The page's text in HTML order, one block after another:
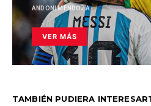
ANDONI MENDOZA
VER MÁS
TAMBIÉN PUDIERA